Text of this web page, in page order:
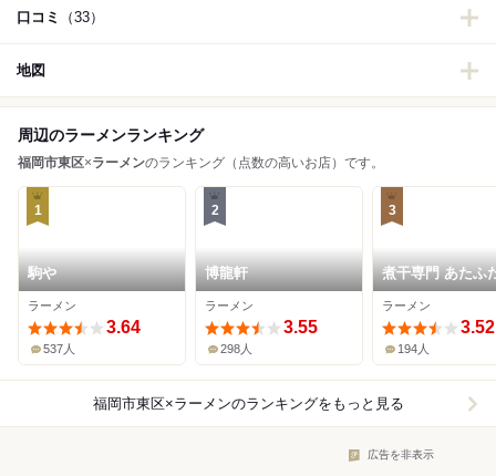
口コミ （33）
地図
周辺のラーメンランキング
福岡市東区×ラーメンのランキング（点数の高いお店）です。
1
駒や
ラーメン
3.64
537人
2
博龍軒
ラーメン
3.55
298人
3
煮干専門 あたふ
ラーメン
3.52
194人
福岡市東区×ラーメンのランキングをもっと見る
広告を非表示